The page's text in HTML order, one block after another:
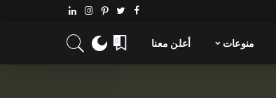
منوعات أعلن معنا 0